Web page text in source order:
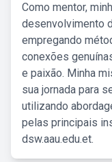
Como mentor,
desenvolvimento
empregando
conexões
e paixão. Minha
sua jornada para
utilizando
pelas principais
dsw.aau.edu.et.